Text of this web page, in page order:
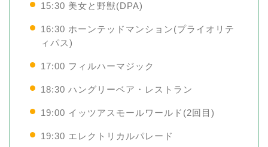
15:30 美女と野獣(DPA)
16:30 ホーンテッドマンション(プライオリテ
ィパス)
17:00 フィルハーマジック
18:30 ハングリーベア・レストラン
19:00 イッツアスモールワールド(2回目)
19:30 エレクトリカルパレード